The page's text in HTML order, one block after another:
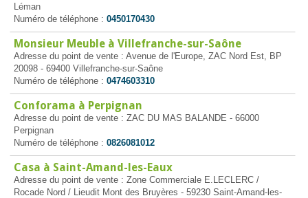
Léman
Numéro de téléphone : 0450170430
Monsieur Meuble à Villefranche-sur-Saône
Adresse du point de vente : Avenue de l'Europe, ZAC Nord Est, BP
20098 - 69400 Villefranche-sur-Saône
Numéro de téléphone : 0474603310
Conforama à Perpignan
Adresse du point de vente : ZAC DU MAS BALANDE - 66000
Perpignan
Numéro de téléphone : 0826081012
Casa à Saint-Amand-les-Eaux
Adresse du point de vente : Zone Commerciale E.LECLERC /
Rocade Nord / Lieudit Mont des Bruyères - 59230 Saint-Amand-les-